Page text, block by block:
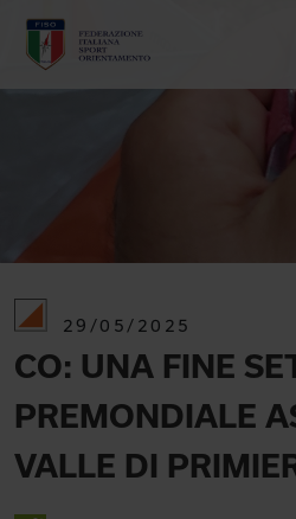
29/05/2025
CO: UNA FINE
PREMONDIALE
VALLE DI